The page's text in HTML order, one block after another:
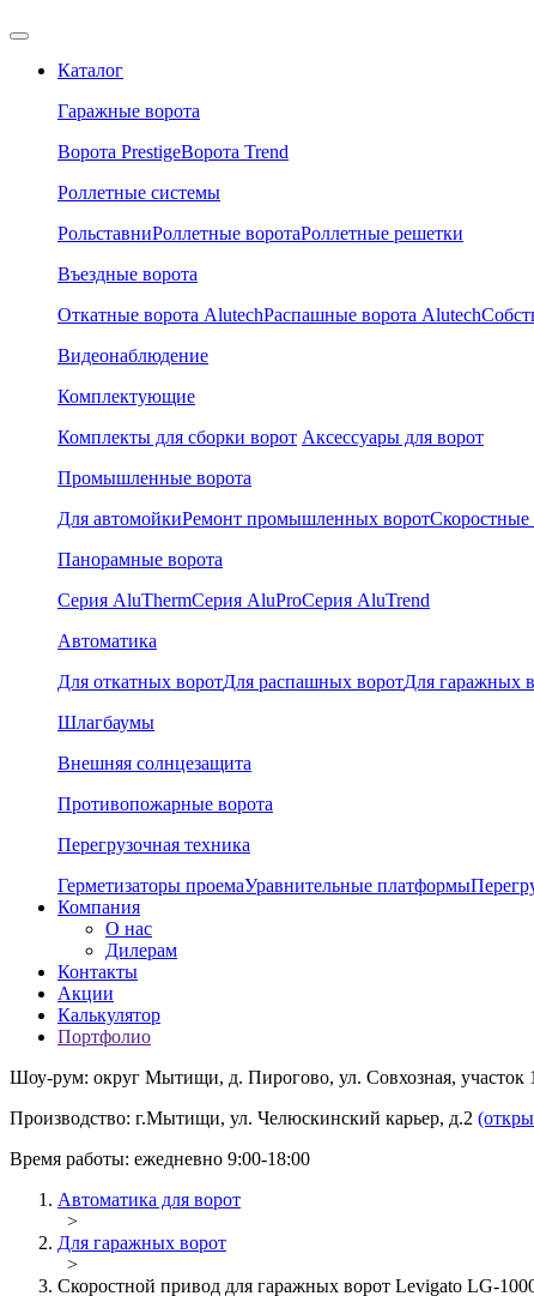
Каталог
Гаражные ворота
Ворота PrestigeВорота Trend
Роллетные системы
РольставниРоллетные воротаРоллетные решетки
Въездные ворота
Откатные ворота AlutechРаспашные ворота Alutech
Видеонаблюдение
Комплектующие
Комплекты для сборки ворот Аксессуары для ворот
Промышленные ворота
Для автомойкиРемонт промышленных воротСкоростные
Панорамные ворота
Серия AluThermСерия AluProСерия AluTrend
Автоматика
Для откатных воротДля распашных воротДля гаражных
Шлагбаумы
Внешняя солнцезащита
Противопожарные ворота
Перегрузочная техника
Герметизаторы проемаУравнительные платформы
Компания
О нас
Дилерам
Контакты
Акции
Калькулятор
Портфолио
Шоу-рум: округ Мытищи, д. Пирогово, ул. Совхозная, участок
Производство: г.Мытищи, ул. Челюскинский карьер, д.2
Время работы: ежедневно 9:00-18:00
Автоматика для ворот
>
Для гаражных ворот
>
Скоростной привод для гаражных ворот Levigato LG-